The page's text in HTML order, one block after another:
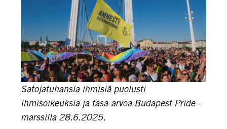
Satojatuhansia ihmisiä puolusti
ihmisoikeuksia ja tasa-arvoa Budapest Pride -
marssilla 28.6.2025.